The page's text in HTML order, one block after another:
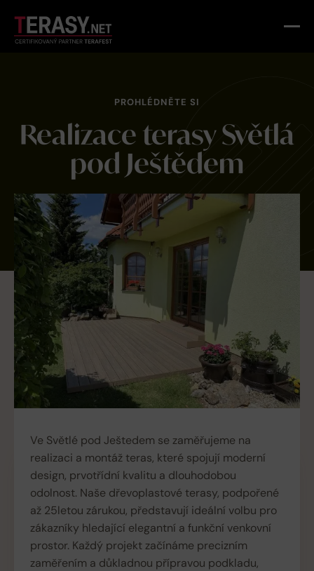
PROHLÉDNĚTE SI
Realizace terasy Světlá
pod Ještědem
Ve Světlé pod Ještedem se zaměřujeme na
realizaci a montáž teras, které spojují moderní
design, prvotřídní kvalitu a dlouhodobou
odolnost. Naše dřevoplastové terasy, podpořené
až 25letou zárukou, představují ideální volbu pro
zákazníky hledající elegantní a funkční venkovní
prostor. Každý projekt začínáme precizním
zaměřením a důkladnou přípravou podkladu,